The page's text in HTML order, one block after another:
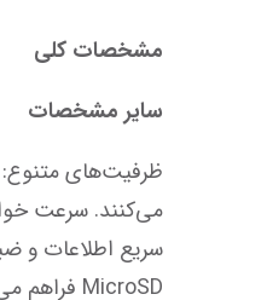
مشخصات کلی
سایر مشخصات